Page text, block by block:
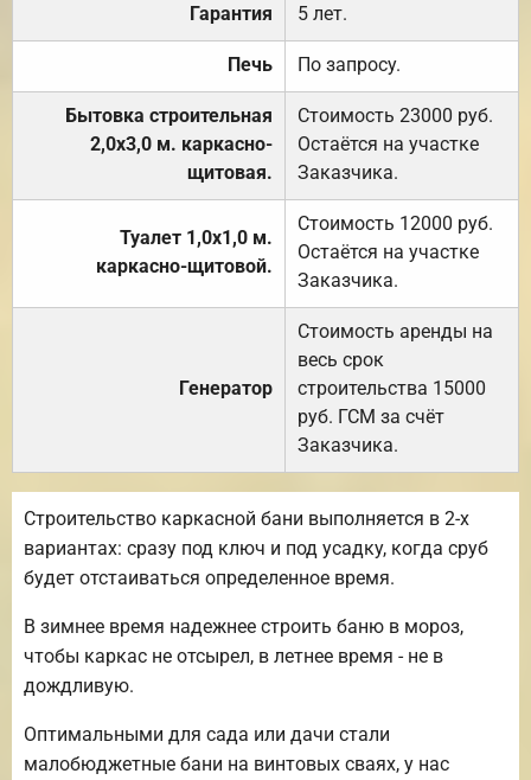
Гарантия 5 лет.
Печь По запросу.
Бытовка строительная
2,0х3,0 м. каркасно-
щитовая.
Стоимость 23000 руб.
Остаётся на участке
Заказчика.
Туалет 1,0х1,0 м.
каркасно-щитовой.
Стоимость 12000 руб.
Остаётся на участке
Заказчика.
Генератор
Стоимость аренды на
весь срок
строительства 15000
руб. ГСМ за счёт
Заказчика.
Строительство каркасной бани выполняется в 2-х
вариантах: сразу под ключ и под усадку, когда сруб
будет отстаиваться определенное время.
В зимнее время надежнее строить баню в мороз,
чтобы каркас не отсырел, в летнее время - не в
дождливую.
Оптимальными для сада или дачи стали
малобюджетные бани на винтовых сваях, у нас